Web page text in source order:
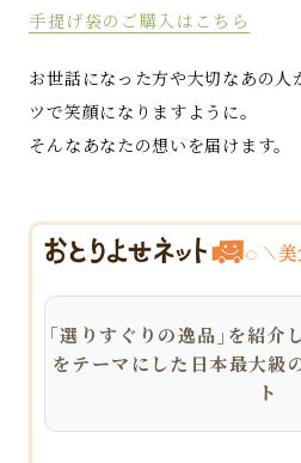
手提げ袋のご購入はこちら
お世話になった方や大切なあの人
ツで笑顔になりますように。
そんなあなたの想いを届けます。
｢選りすぐりの逸品｣を紹介
をテーマにした日本最大級
ト